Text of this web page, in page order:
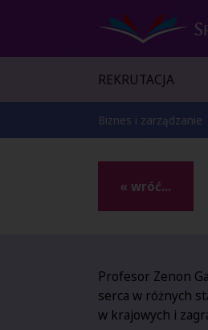
REKRUTACJA
Biznes i zarządzanie
« wróć...
Profesor Zenon
serca w różnych
w krajowych i